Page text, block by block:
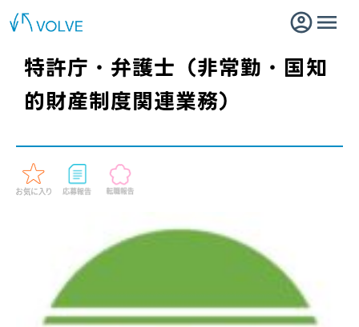
特許庁・弁護士（非常勤・国知
的財産制度関連業務）